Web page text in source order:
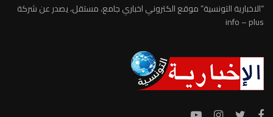
“الاخبارية التونسية” موقع الكتروني اخباري جامع، مستقل، يصدر عن شركة
info – plus